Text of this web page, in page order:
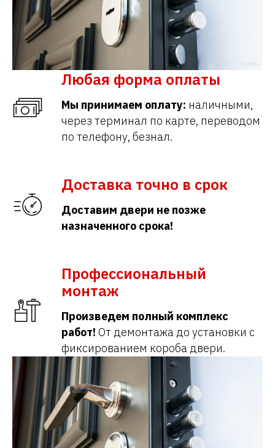
Любая форма оплаты
Мы принимаем оплату: наличными,
через терминал по карте, переводом
по телефону, безнал.
Доставка точно в срок
Доставим двери не позже
назначенного срока!
Профессиональный
монтаж
Произведем полный комплекс
работ! От демонтажа до установки с
фиксированием короба двери.